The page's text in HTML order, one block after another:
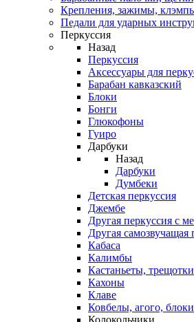
Крепления, зажимы,
Педали для ударных
Перкуссия
Назад
Перкуссия
Аксессуары для
Барабан кавказский
Блоки
Бонги
Глюкофоны
Гуиро
Дарбуки
Назад
Дарбуки
Думбеки
Детская перкуссия
Джембе
Другая перкуссия с
Другая самозвучащая
Кабаса
Калимбы
Кастаньеты, трещотки
Кахоны
Клаве
Ковбелы, агого, блоки
Колокольчики